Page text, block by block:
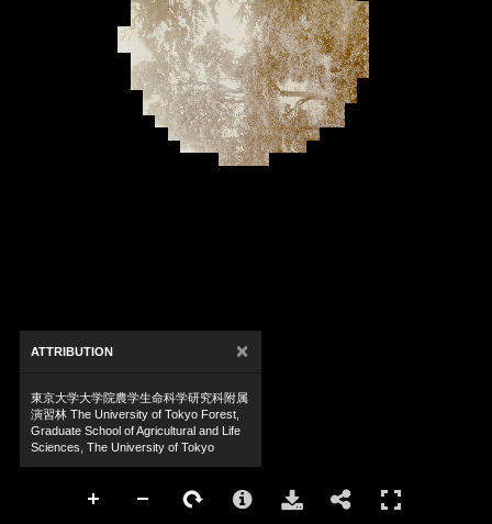
ATTRIBUTION ×
東京大学大学院農学生命科学研究科附属
演習林 The University of Tokyo Forest,
Graduate School of Agricultural and Life
Sciences, The University of Tokyo